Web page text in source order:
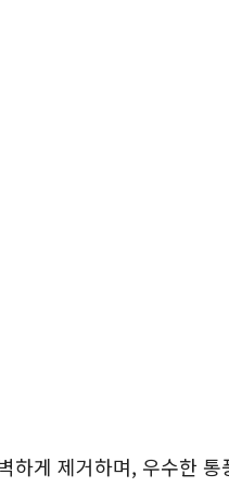
하게 제거하며, 우수한